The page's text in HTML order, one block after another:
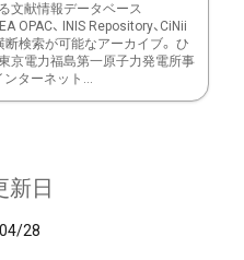
文献情報データベース
OPAC、 INIS Repository、CiNii
断検索が可能なアーカイブ。 ひ
京電力福島第一原子力発電所事
ターネット...
新日
28